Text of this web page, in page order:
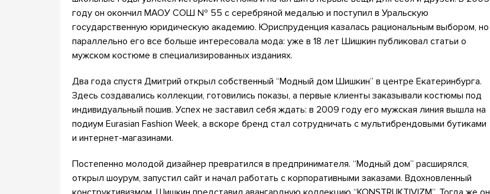
году он окончил МАОУ СОШ № 55 с серебряной медалью и поступил в Уральскую
государственную юридическую академию. Юриспруденция казалась рациональным выбором, но
параллельно его все больше интересовала мода: уже в 18 лет Шишкин публиковал статьи о
мужском костюме в специализированных изданиях.
Два года спустя Дмитрий открыл собственный “Модный дом Шишкин” в центре Екатеринбурга.
Здесь создавались коллекции, готовились показы, а первые клиенты заказывали костюмы под
индивидуальный пошив. Успех не заставил себя ждать: в 2009 году его мужская линия вышла на
подиум Eurasian Fashion Week, а вскоре бренд стал сотрудничать с мультибрендовыми бутиками
и интернет-магазинами.
Постепенно молодой дизайнер превратился в предпринимателя. “Модный дом” расширялся,
открыл шоурум, запустил сайт и начал работать с корпоративными заказами. Вдохновленный